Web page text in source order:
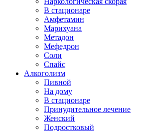
В стационаре
Амфетамин
Марихуана
Метадон
Мефедрон
Соли
Спайс
Алкоголизм
Пивной
На дому
В стационаре
Принудительное лечение
Женский
Подростковый